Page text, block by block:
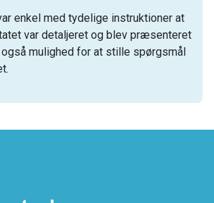
enkel med tydelige instruktioner at
var detaljeret og blev præsenteret
mulighed for at stille spørgsmål